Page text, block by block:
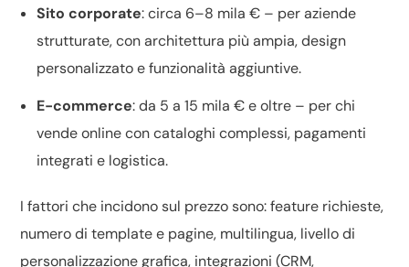
Sito corporate: circa 6–8 mila € – per aziende
strutturate, con architettura più ampia, design
personalizzato e funzionalità aggiuntive.
E-commerce: da 5 a 15 mila € e oltre – per chi
vende online con cataloghi complessi, pagamenti
integrati e logistica.
I fattori che incidono sul prezzo sono: feature richieste,
numero di template e pagine, multilingua, livello di
personalizzazione grafica, integrazioni (CRM,